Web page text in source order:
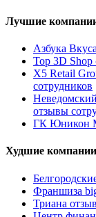
Лучшие
Азбука
Top 3D Shop
X5 Retail
сотрудников
отзывы
ГК Юникон
Худшие компании
Франшиза
Триана